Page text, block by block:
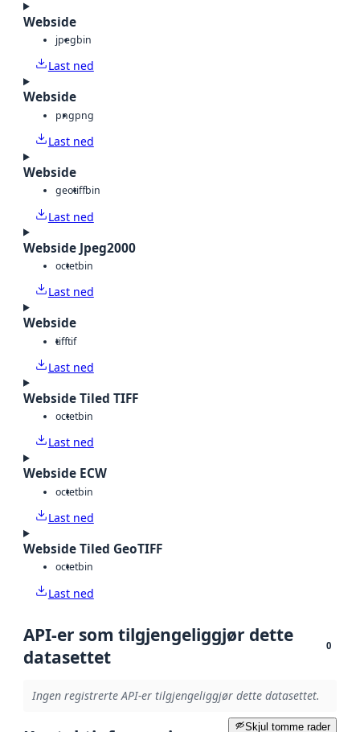
Webside
jpegbin
Last ned
Webside
pngpng
Last ned
Webside
geotiffbin
Last ned
Webside Jpeg2000
octetbin
Last ned
Webside
tifftif
Last ned
Webside Tiled TIFF
octetbin
Last ned
Webside ECW
octetbin
Last ned
Webside Tiled GeoTIFF
octetbin
Last ned
API-er som tilgjengeliggjør dette
datasettet
0
Ingen registrerte API-er tilgjengeliggjør dette datasettet.
Skjul tomme rader